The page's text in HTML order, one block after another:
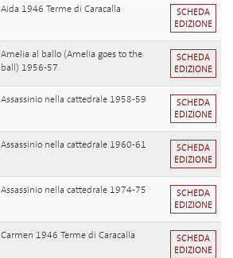
Aida 1946 Terme di Caracalla
SCHEDA
EDIZIONE
Amelia al ballo (Amelia goes to the
ball) 1956-57
SCHEDA
EDIZIONE
Assassinio nella cattedrale 1958-59
SCHEDA
EDIZIONE
Assassinio nella cattedrale 1960-61
SCHEDA
EDIZIONE
Assassinio nella cattedrale 1974-75
SCHEDA
EDIZIONE
Carmen 1946 Terme di Caracalla
SCHEDA
EDIZIONE